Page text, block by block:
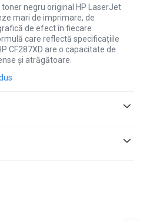
negru original HP LaserJet
mari de imprimare, de
de efect în fiecare
care reflectă specificațiile
CF287XD are o capacitate de
și atrăgătoare.